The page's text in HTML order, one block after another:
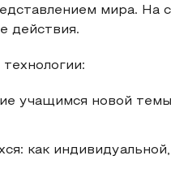
мира. На
действия.
учащимся новой
как